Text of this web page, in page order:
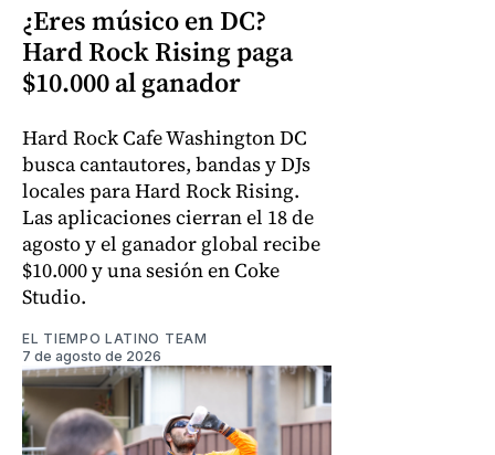
¿Eres músico en DC?
Hard Rock Rising paga
$10.000 al ganador
Hard Rock Cafe Washington DC
busca cantautores, bandas y DJs
locales para Hard Rock Rising.
Las aplicaciones cierran el 18 de
agosto y el ganador global recibe
$10.000 y una sesión en Coke
Studio.
EL TIEMPO LATINO TEAM
7 de agosto de 2026